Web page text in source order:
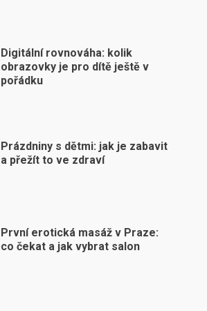
Digitální rovnováha: kolik
obrazovky je pro dítě ještě v
pořádku
Prázdniny s dětmi: jak je zabavit
a přežít to ve zdraví
První erotická masáž v Praze:
co čekat a jak vybrat salon